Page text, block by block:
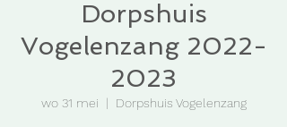
Dorpshuis
Vogelenzang 2022-
2023
wo 31 mei
  |
Dorpshuis Vogelenzang